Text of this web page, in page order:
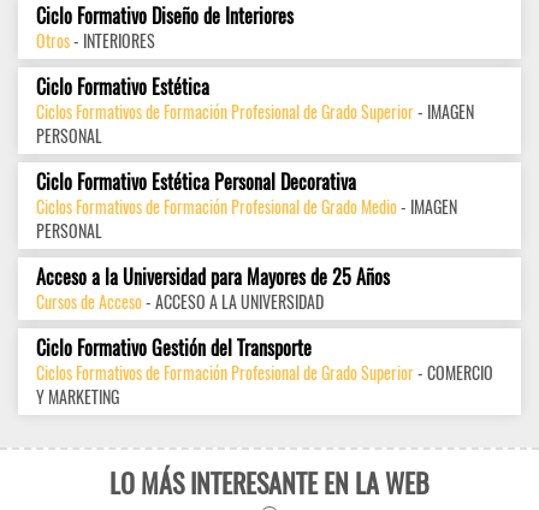
Ciclo Formativo Diseño de Interiores
Otros- INTERIORES
Ciclo Formativo Estética
Ciclos Formativos de Formación Profesional de Grado Superior- IMAGEN
PERSONAL
Ciclo Formativo Estética Personal Decorativa
Ciclos Formativos de Formación Profesional de Grado Medio- IMAGEN
PERSONAL
Acceso a la Universidad para Mayores de 25 Años
Cursos de Acceso- ACCESO A LA UNIVERSIDAD
Ciclo Formativo Gestión del Transporte
Ciclos Formativos de Formación Profesional de Grado Superior- COMERCIO
Y MARKETING
LO MÁS INTERESANTE EN LA WEB